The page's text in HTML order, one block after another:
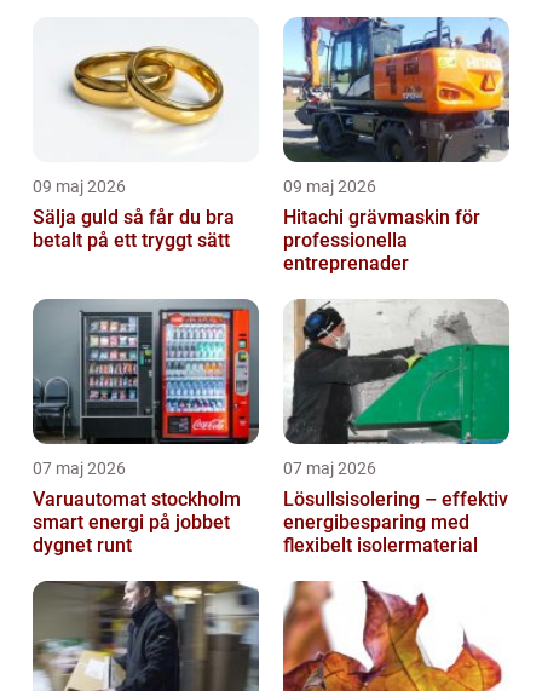
09 maj 2026
Sälja guld så får du bra
betalt på ett tryggt sätt
09 maj 2026
Hitachi grävmaskin för
professionella
entreprenader
07 maj 2026
Varuautomat stockholm
smart energi på jobbet
dygnet runt
07 maj 2026
Lösullsisolering – effektiv
energibesparing med
flexibelt isolermaterial